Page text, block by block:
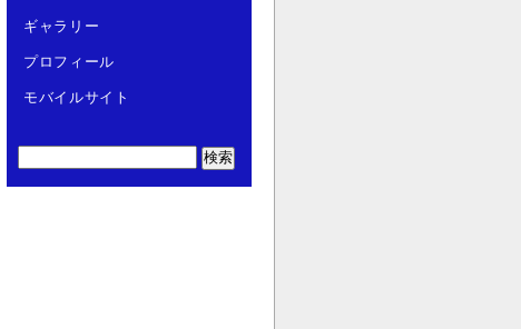
ギャラリー
プロフィール
モバイルサイト